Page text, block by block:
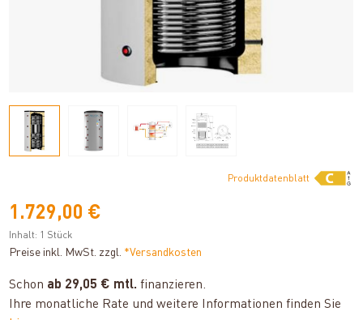
Produktdatenblatt
1.729,00 €
Inhalt: 1 Stück
Preise inkl. MwSt. zzgl. *Versandkosten
Schon ab 29,05 € mtl. finanzieren.
Ihre monatliche Rate und weitere Informationen finden Sie